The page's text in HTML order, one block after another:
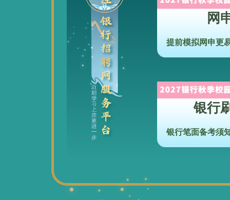
网
提前模拟网申更
银行
银行笔面备考须